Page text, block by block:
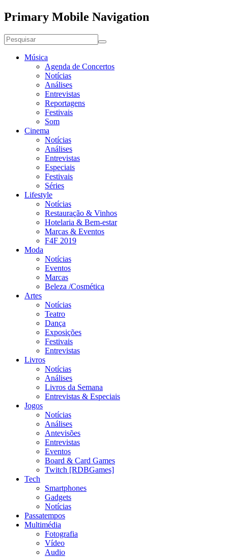
Primary Mobile Navigation
Música
Agenda de Concertos
Notícias
Análises
Entrevistas
Reportagens
Festivais
Som
Cinema
Notícias
Análises
Entrevistas
Especiais
Festivais
Séries
Lifestyle
Notícias
Restauração & Vinhos
Hotelaria & Bem-estar
Marcas & Eventos
F4F 2019
Moda
Notícias
Eventos
Marcas
Beleza /Cosmética
Artes
Notícias
Teatro
Dança
Exposições
Festivais
Entrevistas
Livros
Notícias
Análises
Livros da Semana
Entrevistas & Especiais
Jogos
Notícias
Análises
Antevisões
Entrevistas
Eventos
Board & Card Games
Twitch [RDBGames]
Tech
Smartphones
Gadgets
Notícias
Passatempos
Multimédia
Fotografia
Vídeo
Audio